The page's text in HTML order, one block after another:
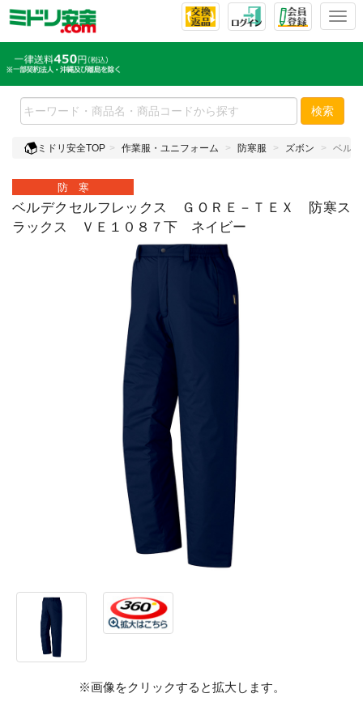
T
l
e
n
v
a
検索
ミドリ安全TOP 作業服・ユニフォーム 防寒服 ズボン ベル
防 寒
ベルデクセルフレックス ＧＯＲＥ－ＴＥＸ 防寒ス
ラックス ＶＥ１０８７下 ネイビー
※画像をクリックすると拡大します。